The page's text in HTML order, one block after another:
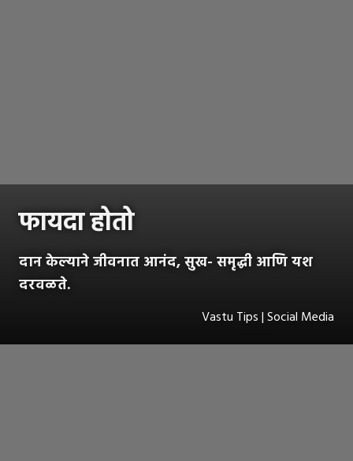
फायदा होतो
दान केल्याने जीवनात आनंद, सुख- समृद्धी आणि यश
दरवळते.
Vastu Tips | Social Media